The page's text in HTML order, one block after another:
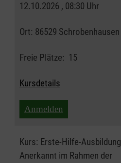
12.10.2026 , 08:30 Uhr
Ort: 86529 Schrobenhausen
Freie Plätze: 15
Kursdetails
Anmelden
Kurs: Erste-Hilfe-Ausbildung
Anerkannt im Rahmen der